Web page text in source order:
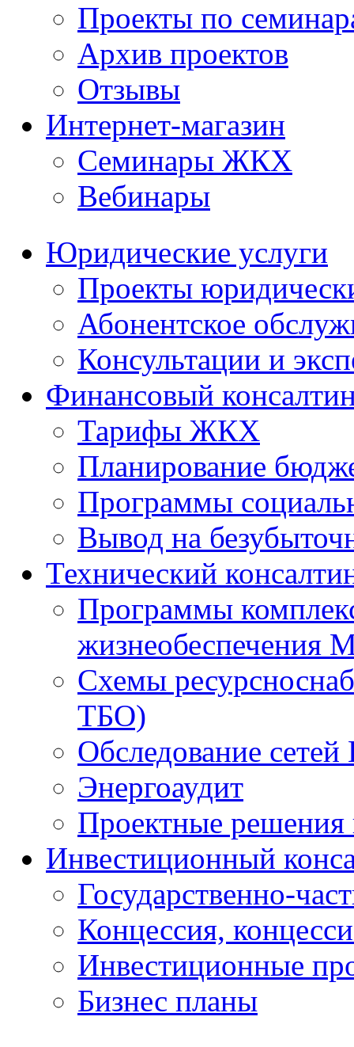
Проекты по
Архив проектов
Отзывы
Интернет-магазин
Семинары ЖКХ
Вебинары
Юридические услуги
Проекты
Абонентское
Консультации и
Финансовый
Тарифы ЖКХ
Планирование
Программы
Вывод на
Технический
Программы
жизнеобеспечения
Схемы
ТБО)
Обследование
Энергоаудит
Проектные решения
Инвестиционный
Государственно-
Концессия,
Инвестиционные
Бизнес планы